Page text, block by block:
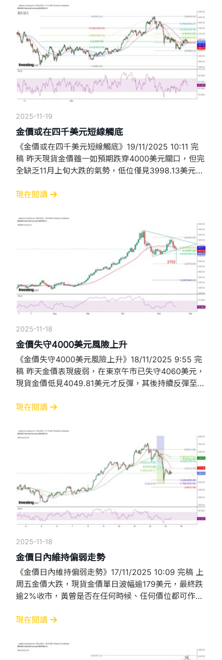
該位見頂，其後反覆下跌，低見4055.58美元後才再
度回升，累積最大跌幅略
2025-11-19
金價或在四千美元短線觸底
《金價或在四千美元短線觸底》19/11/2025 10:11 完
稿 昨天現貨金價雖一如預期跌穿4000美元關口，但完
全缺乏11月上旬大跌的氣勢，低位僅見3998.13美元即
一度升破4080美元，在紐約市尾段高見4082.24美元
20SMA（4052.9）以上，更是自11月14日大跌以來首
現在閱讀
2025-11-18
金價失守4000美元風險上升
《金價失守4000美元風險上升》18/11/2025 9:55 完
稿 昨天金價表現疲弱，在東京午市已失守4060美元，
現貨金價低見4049.81美元才反彈，其後持續反彈至
收市後一度跌至4052.56美元，後反彈至接近4081美
4010美元的江恩90度角，幸好金價在4000美元關口
現在閱讀
2025-11-18
金價日內維持偏弱走勢
《金價日內維持偏弱走勢》17/11/2025 10:09 完稿 上
周五金價大跌，現貨金價單日波幅逾179美元，最終跌
逾2%收市，黃曾是否在任何時候、任何價位都可作為
地將黃金視為避險或抗通脹工具。 美國實質利率偏低
反對意見，特朗普指派的理事米蘭建議減息25基點，
另一理事施密德則建議維持利率不變。
現在閱讀